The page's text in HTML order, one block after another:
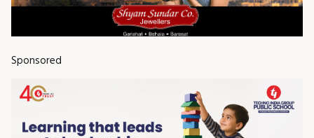
Sponsored